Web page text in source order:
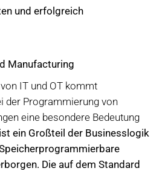
und erfolgreich
Manufacturing
IT und OT kommt
der Programmierung von
eine besondere Bedeutung
ein Großteil der Businesslogik
Die auf dem Standard